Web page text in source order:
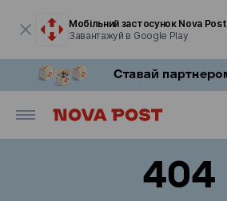
Мобільний застосунок Nova Post
Завантажуй в Google Play
404